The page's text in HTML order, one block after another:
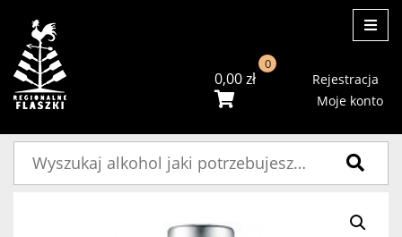
0,00zł
0
Rejestracja
Moje konto